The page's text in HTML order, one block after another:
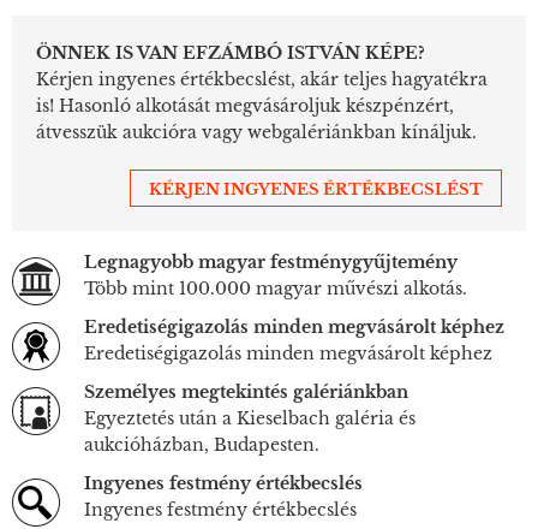
ÖNNEK IS VAN EFZÁMBÓ ISTVÁN KÉPE?
Kérjen ingyenes értékbecslést, akár teljes hagyatékra
is! Hasonló alkotását megvásároljuk készpénzért,
átvesszük aukcióra vagy webgalériánkban kínáljuk.
KÉRJEN INGYENES ÉRTÉKBECSLÉST
Legnagyobb magyar festménygyűjtemény
Több mint 100.000 magyar művészi alkotás.
Eredetiségigazolás minden megvásárolt képhez
Eredetiségigazolás minden megvásárolt képhez
Személyes megtekintés galériánkban
Egyeztetés után a Kieselbach galéria és
aukcióházban, Budapesten.
Ingyenes festmény értékbecslés
Ingyenes festmény értékbecslés